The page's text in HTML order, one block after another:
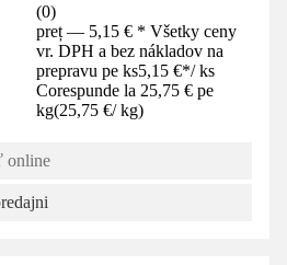
(0)
preț — 5,15 € * Všetky ceny
vr. DPH a bez nákladov na
prepravu pe ks5,15 €*/ ks
Corespunde la 25,75 € pe
kg(25,75 €/ kg)
online